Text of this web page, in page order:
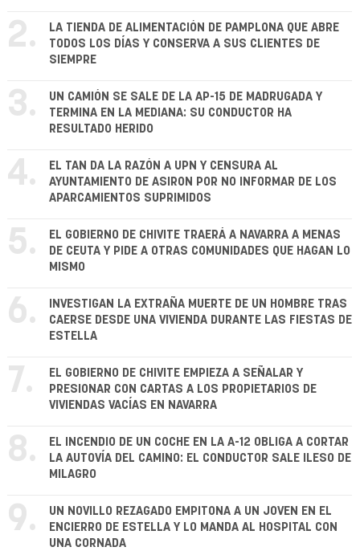
2.
LA TIENDA DE ALIMENTACIÓN DE PAMPLONA QUE ABRE
TODOS LOS DÍAS Y CONSERVA A SUS CLIENTES DE
SIEMPRE
3.
UN CAMIÓN SE SALE DE LA AP-15 DE MADRUGADA Y
TERMINA EN LA MEDIANA: SU CONDUCTOR HA
RESULTADO HERIDO
4.
EL TAN DA LA RAZÓN A UPN Y CENSURA AL
AYUNTAMIENTO DE ASIRON POR NO INFORMAR DE LOS
APARCAMIENTOS SUPRIMIDOS
5.
EL GOBIERNO DE CHIVITE TRAERÁ A NAVARRA A MENAS
DE CEUTA Y PIDE A OTRAS COMUNIDADES QUE HAGAN LO
MISMO
6.
INVESTIGAN LA EXTRAÑA MUERTE DE UN HOMBRE TRAS
CAERSE DESDE UNA VIVIENDA DURANTE LAS FIESTAS DE
ESTELLA
7.
EL GOBIERNO DE CHIVITE EMPIEZA A SEÑALAR Y
PRESIONAR CON CARTAS A LOS PROPIETARIOS DE
VIVIENDAS VACÍAS EN NAVARRA
8.
EL INCENDIO DE UN COCHE EN LA A-12 OBLIGA A CORTAR
LA AUTOVÍA DEL CAMINO: EL CONDUCTOR SALE ILESO DE
MILAGRO
9.
UN NOVILLO REZAGADO EMPITONA A UN JOVEN EN EL
ENCIERRO DE ESTELLA Y LO MANDA AL HOSPITAL CON
UNA CORNADA